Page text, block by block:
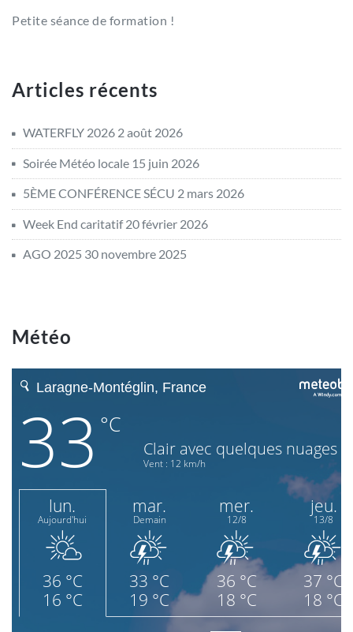
Petite séance de formation !
Articles récents
WATERFLY 2026 2 août 2026
Soirée Météo locale 15 juin 2026
5ÈME CONFÉRENCE SÉCU 2 mars 2026
Week End caritatif 20 février 2026
AGO 2025 30 novembre 2025
Météo